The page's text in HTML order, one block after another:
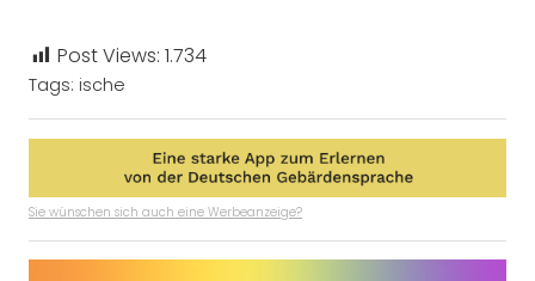
Post Views: 1.734
Tags: ische
Sie wünschen sich auch eine Werbeanzeige?